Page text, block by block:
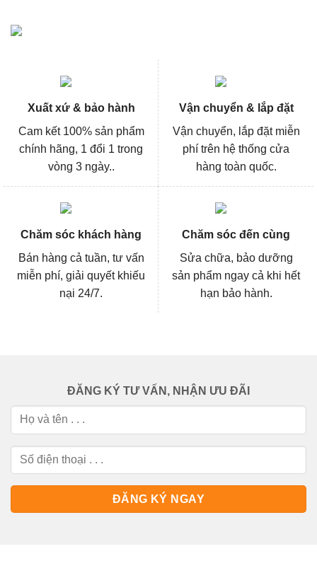
Xuất xứ & bảo hành
Cam kết 100% sản phẩm
chính hãng, 1 đổi 1 trong
vòng 3 ngày..
Vận chuyển & lắp đặt
Vận chuyển, lắp đặt miễn
phí trên hệ thống cửa
hàng toàn quốc.
Chăm sóc khách hàng
Bán hàng cả tuần, tư vấn
miễn phí, giải quyết khiếu
nại 24/7.
Chăm sóc đến cùng
Sửa chữa, bảo dưỡng
sản phẩm ngay cả khi hết
hạn bảo hành.
ĐĂNG KÝ TƯ VẤN, NHẬN ƯU ĐÃI